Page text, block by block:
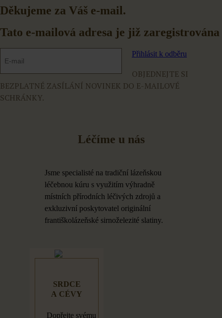
Děkujeme za Váš e-mail.
Tato e-mailová adresa je již zaregistrována
Přihlásit k odběru
OBJEDNEJTE SI
BEZPLATNÉ ZASÍLÁNÍ NOVINEK DO E-MAILOVÉ
SCHRÁNKY.
Léčíme u nás
Jsme specialisté na tradiční lázeňskou
léčebnou kúru s využitím výhradně
místních přírodních léčivých zdrojů a
exkluzivní poskytovatel originální
františkolázeňské sirnoželezité slatiny.
SRDCE
A CÉVY
Dopřejte svému